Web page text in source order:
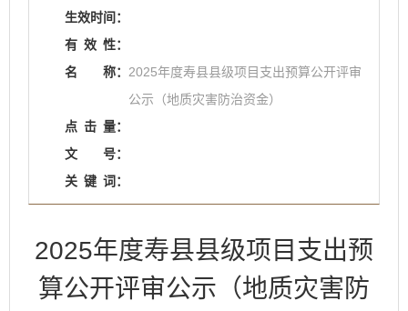
生效时间：
有 效 性：
名
称： 2025年度寿县县级项目支出预算公开评审
公示（地质灾害防治资金）
点 击 量：
文
号：
关 键 词：
2025年度寿县县级项目支出预
算公开评审公示（地质灾害防